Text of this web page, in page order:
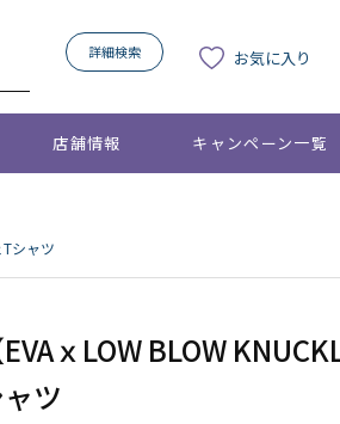
詳細検索 お気に入り
店舗情報 キャンペーン一覧
Tシャツ
EVAｘLOW BLOW
ツ